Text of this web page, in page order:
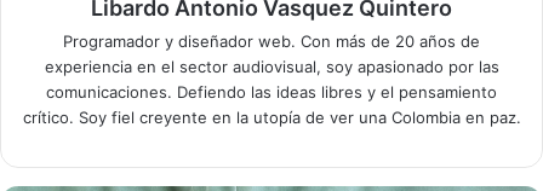
Libardo Antonio Vasquez Quintero
Programador y diseñador web. Con más de 20 años de
experiencia en el sector audiovisual, soy apasionado por las
comunicaciones. Defiendo las ideas libres y el pensamiento
crítico. Soy fiel creyente en la utopía de ver una Colombia en paz.